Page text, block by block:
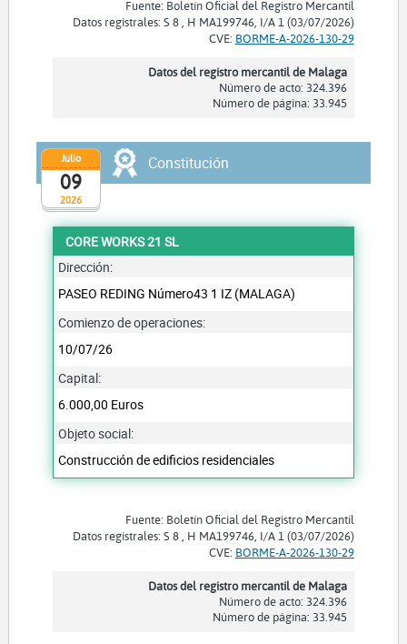
Fuente: Boletín Oficial del Registro Mercantil
Datos registrales: S 8 , H MA199746, I/A 1 (03/07/2026)
CVE: BORME-A-2026-130-29
Datos del registro mercantil de Malaga
Número de acto: 324.396
Número de página: 33.945
2026
Julio
09
Constitución
CORE WORKS 21 SL
Dirección:
PASEO REDING Número43 1 IZ (MALAGA)
Comienzo de operaciones:
10/07/26
Capital:
6.000,00 Euros
Objeto social:
Construcción de edificios residenciales
Fuente: Boletín Oficial del Registro Mercantil
Datos registrales: S 8 , H MA199746, I/A 1 (03/07/2026)
CVE: BORME-A-2026-130-29
Datos del registro mercantil de Malaga
Número de acto: 324.396
Número de página: 33.945